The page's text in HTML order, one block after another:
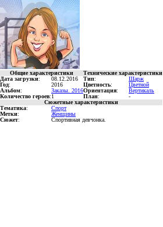
Общие характеристики
Технические характеристики
Дата загрузки: 08.12.2016 Тип:
Шарж
Год: 2016 Цветность:
Цветной
Альбом: Заказы. 2016Ориентация:
Вертикаль
Количество героев:1 План:
-
Сюжетные характеристики
Тематика:
Спорт
Метки:
Женщины
Сюжет: Спортивная девчонка.